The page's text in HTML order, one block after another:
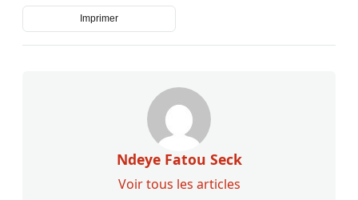
Imprimer
Ndeye Fatou Seck
Voir tous les articles